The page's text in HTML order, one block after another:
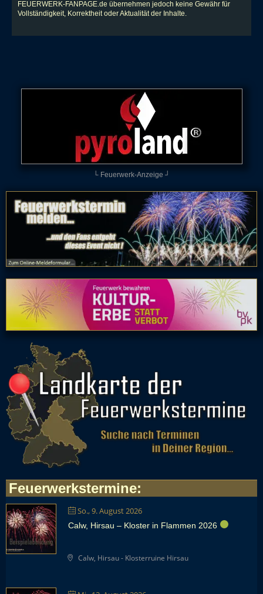
FEUERWERK-FANPAGE.de übernehmen jedoch keine Gewähr für
Vollständigkeit, Korrektheit oder Aktualität der Inhalte.
└ Feuerwerk-Anzeige ┘
Feuerwerkstermine:
So., 9. August 2026
Calw, Hirsau – Kloster in Flammen 2026
Calw, Hirsau - Klosterruine Hirsau